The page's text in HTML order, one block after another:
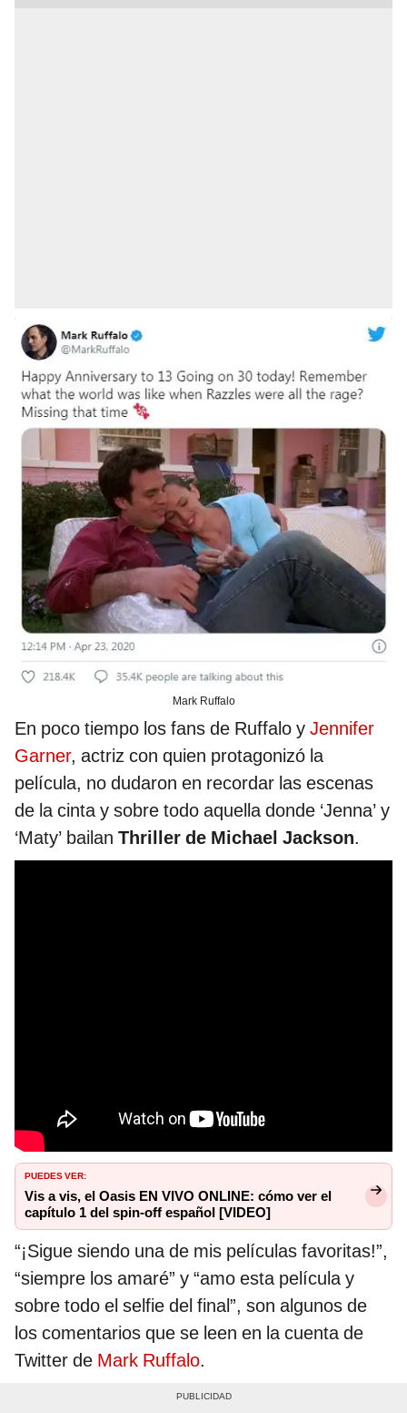
Mark Ruffalo
En poco tiempo los fans de Ruffalo y Jennifer
Garner, actriz con quien protagonizó la
película, no dudaron en recordar las escenas
de la cinta y sobre todo aquella donde ‘Jenna’ y
‘Maty’ bailan Thriller de Michael Jackson.
PUEDES VER:
Vis a vis, el Oasis EN VIVO ONLINE: cómo ver el
capítulo 1 del spin-off español [VIDEO]
“¡Sigue siendo una de mis películas favoritas!”,
“siempre los amaré” y “amo esta película y
sobre todo el selfie del final”, son algunos de
los comentarios que se leen en la cuenta de
Twitter de Mark Ruffalo.